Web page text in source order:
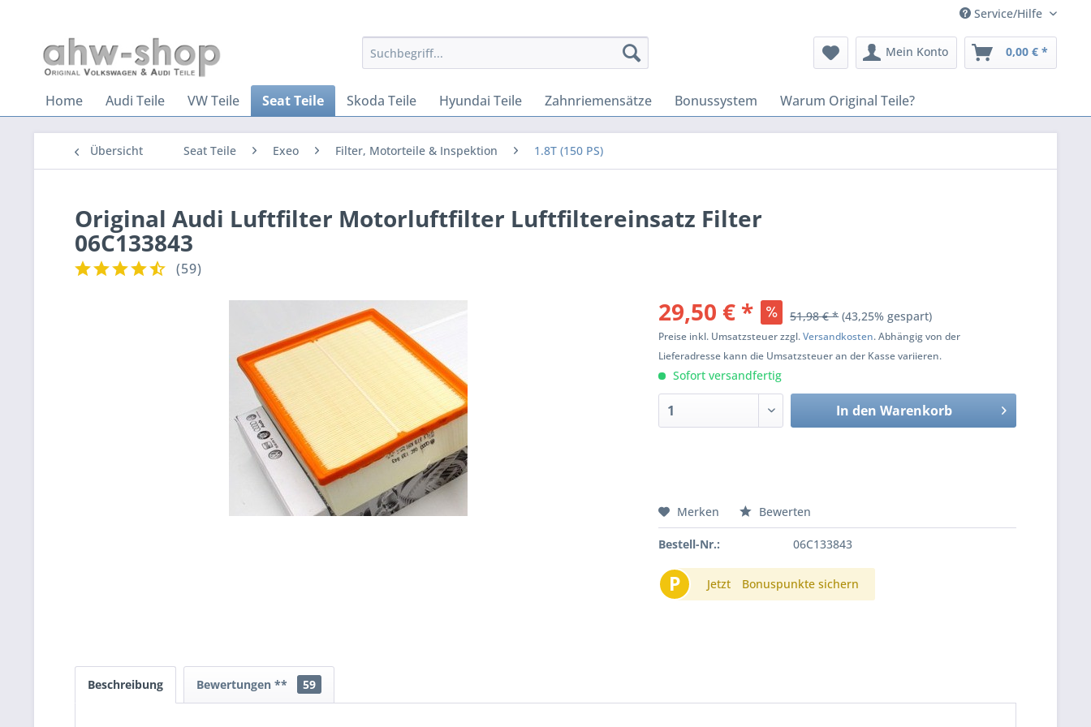
Service/Hilfe
Mein Konto 0,00 € *
Home Audi Teile VW Teile Seat Teile Skoda Teile Hyundai Teile Zahnriemensätze Bonussystem Warum Original Teile?
Übersicht Seat Teile Exeo Filter, Motorteile & Inspektion 1.8T (150 PS)
Original Audi Luftfilter Motorluftfilter Luftfiltereinsatz Filter
06C133843
(59)
29,50 € * 51,98 € * (43,25% gespart)
Preise inkl. Umsatzsteuer zzgl.Versandkosten. Abhängig von der
Lieferadresse kann die Umsatzsteuer an der Kasse variieren.
Sofort versandfertig
In den Warenkorb
Merken Bewerten
Bestell-Nr.: 06C133843
P Jetzt Bonuspunkte sichern
Beschreibung Bewertungen ** 59